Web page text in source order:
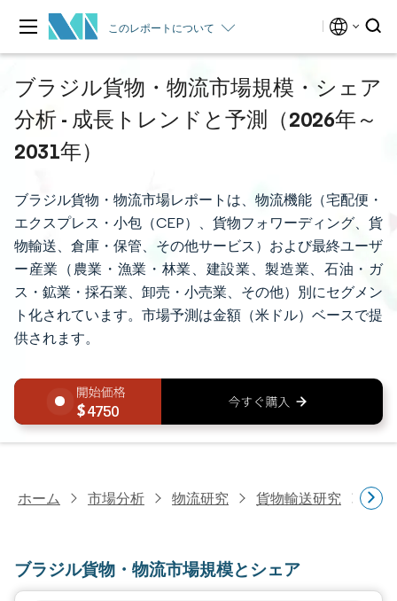
このレポートについて
ブラジル貨物・物流市場規模・シェア
分析 - 成長トレンドと予測（2026年～
2031年）
ブラジル貨物・物流市場レポートは、物流機能（宅配便・
エクスプレス・小包（CEP）、貨物フォワーディング、貨
物輸送、倉庫・保管、その他サービス）および最終ユーザ
ー産業（農業・漁業・林業、建設業、製造業、石油・ガ
ス・鉱業・採石業、卸売・小売業、その他）別にセグメン
ト化されています。市場予測は金額（米ドル）ベースで提
供されます。
4750
ホーム 市場分析 物流研究 貨物輸送研究 ブ
ブラジル貨物・物流市場規模とシェア